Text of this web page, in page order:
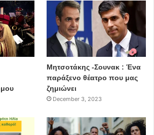
Μητσοτάκης -Σουνακ : Ένα
παράξενο θέατρο που μας
ζημιώνει
December 3, 2023